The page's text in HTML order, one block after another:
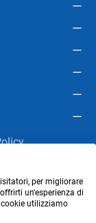
per migliorare
un'esperienza di
utilizziamo